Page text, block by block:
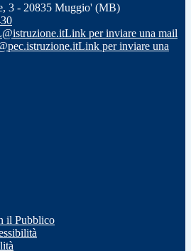
3 - 20835 Muggio' (MB)
Link per inviare una mail
Link per inviare una
il Pubblico